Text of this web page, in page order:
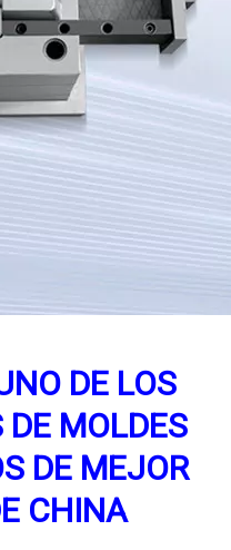
DE LOS
DE MOLDES
DE MEJOR
CHINA